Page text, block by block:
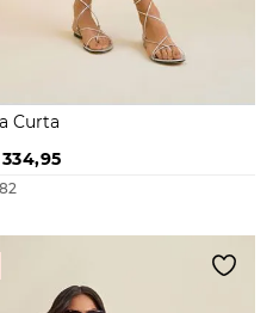
Curta
334,95
82